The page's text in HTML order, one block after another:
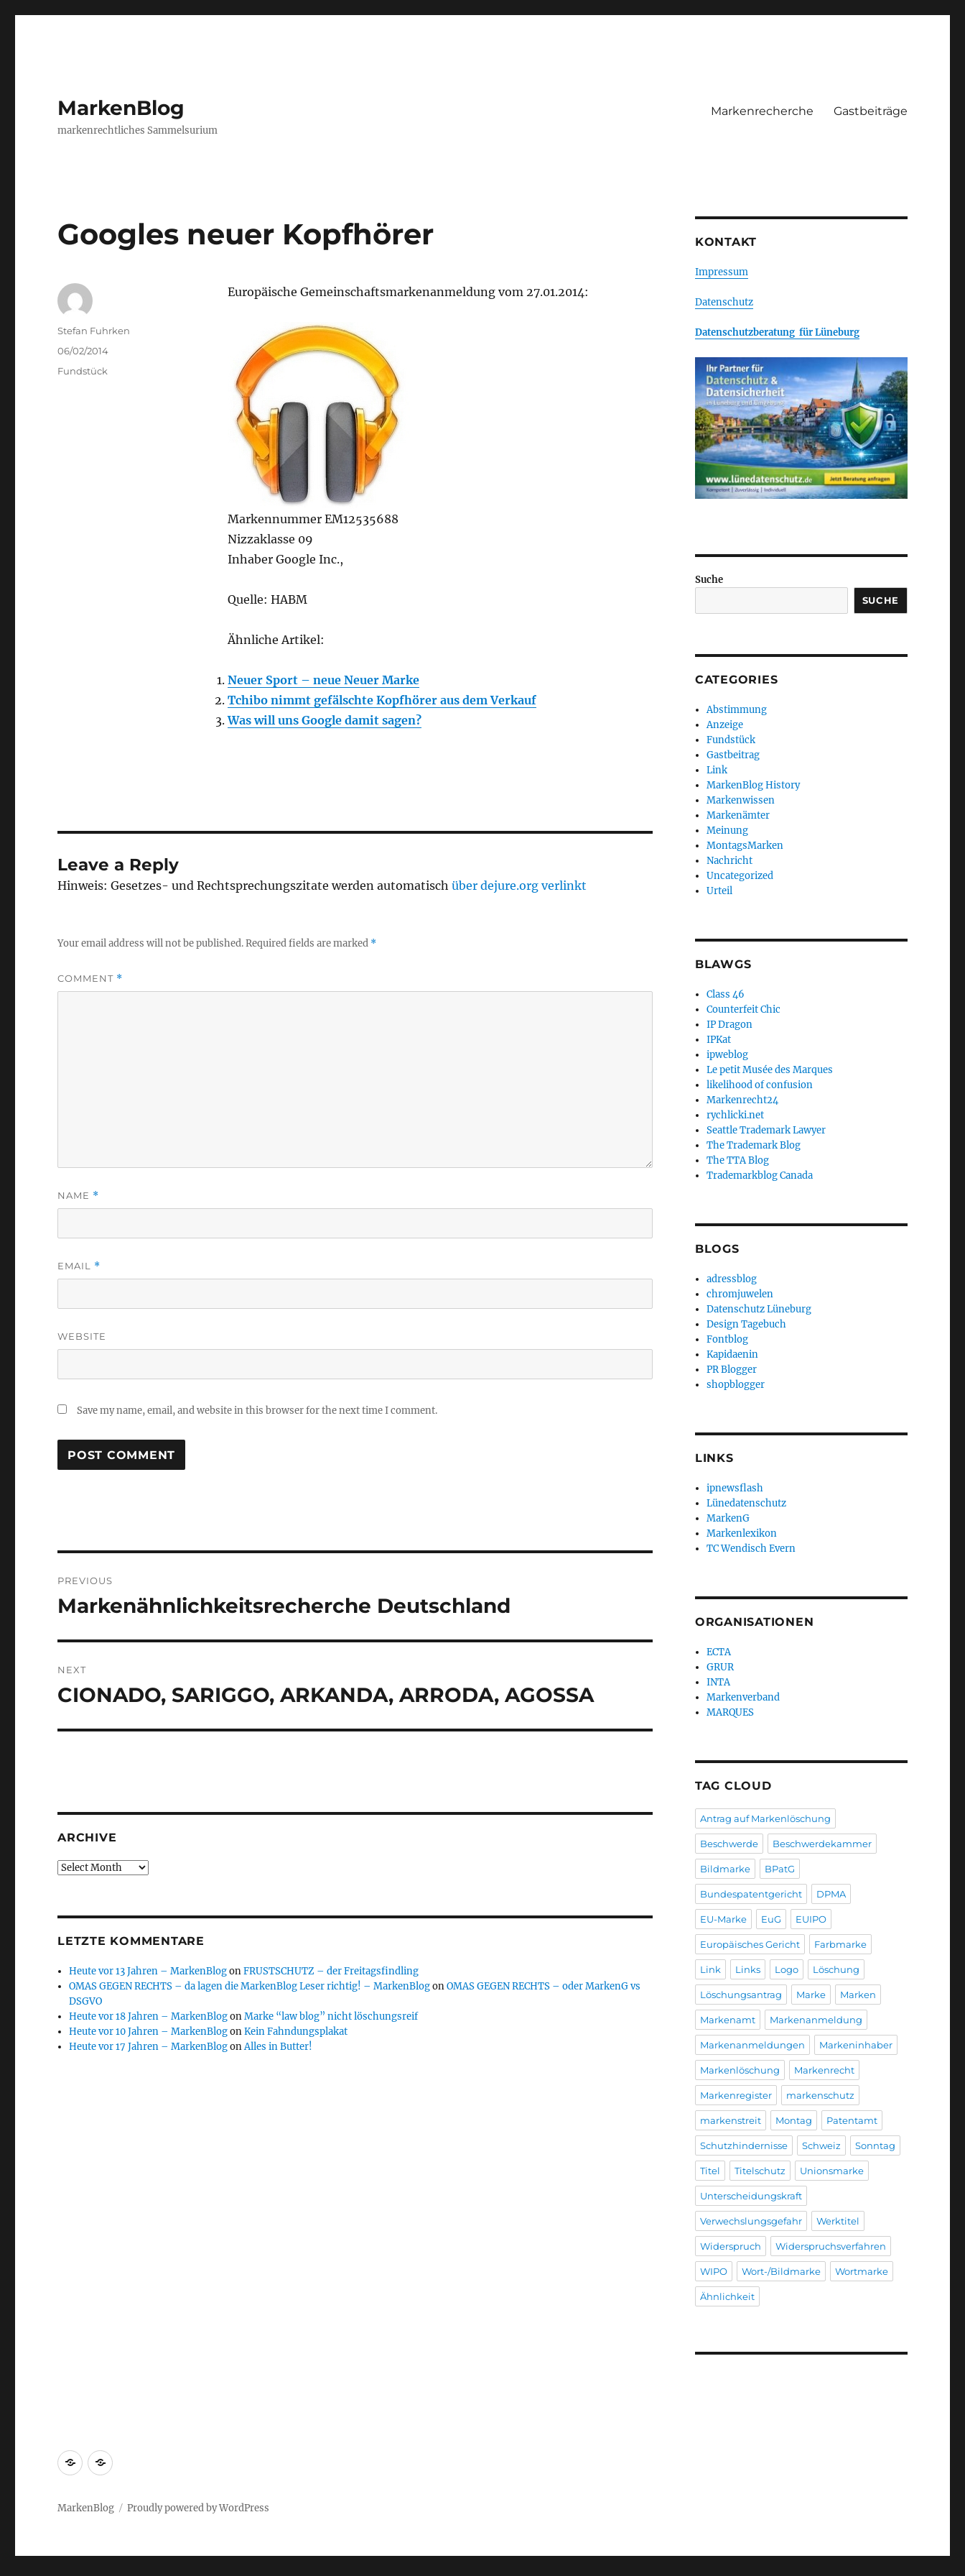
MarkenBlog
markenrechtliches Sammelsurium
Markenrecherche Gastbeiträge
Googles neuer Kopfhörer
Europäische Gemeinschaftsmarkenanmeldung vom 27.01.2014:
Markennummer EM12535688
Nizzaklasse 09
Inhaber Google Inc.,
Quelle: HABM
Ähnliche Artikel:
Neuer Sport – neue Neuer Marke
Tchibo nimmt gefälschte Kopfhörer aus dem Verkauf
Was will uns Google damit sagen?
Author
Stefan Fuhrken
Posted
06/02/2014
Categories
Fundstück
Leave a Reply
Hinweis: Gesetzes- und Rechtsprechungszitate werden automatischüber dejure.org verlinkt
Your email address will not be published.Required fields are marked *
COMMENT *
NAME *
EMAIL *
WEBSITE
Save my name, email, and website in this browser for the next time I comment.
navigation
PREVIOUS
Previous
Markenähnlichkeitsrecherche Deutschland
NEXT
Next
CIONADO, SARIGGO, ARKANDA, ARRODA, AGOSSA
ARCHIVE
Archive
LETZTE KOMMENTARE
Heute vor 13 Jahren – MarkenBlogonFRUSTSCHUTZ – der Freitagsfindling
OMAS GEGEN RECHTS – da lagen die MarkenBlog Leser richtig! – MarkenBlogonOMAS GEGEN RECHTS – oder MarkenG vs
DSGVO
Heute vor 18 Jahren – MarkenBlogonMarke “law blog” nicht löschungsreif
Heute vor 10 Jahren – MarkenBlogonKein Fahndungsplakat
Heute vor 17 Jahren – MarkenBlogonAlles in Butter!
KONTAKT
Impressum
Datenschutz
Datenschutzberatung für Lüneburg
Suche
SUCHE
CATEGORIES
Abstimmung
Anzeige
Fundstück
Gastbeitrag
Link
MarkenBlog History
Markenwissen
Markenämter
Meinung
MontagsMarken
Nachricht
Uncategorized
Urteil
BLAWGS
Class 46
Counterfeit Chic
IP Dragon
IPKat
ipweblog
Le petit Musée des Marques
likelihood of confusion
Markenrecht24
rychlicki.net
Seattle Trademark Lawyer
The Trademark Blog
The TTA Blog
Trademarkblog Canada
BLOGS
adressblog
chromjuwelen
Datenschutz Lüneburg
Design Tagebuch
Fontblog
Kapidaenin
PR Blogger
shopblogger
LINKS
ipnewsflash
Lünedatenschutz
MarkenG
Markenlexikon
TC Wendisch Evern
ORGANISATIONEN
ECTA
GRUR
INTA
Markenverband
MARQUES
TAG CLOUD
Antrag auf Markenlöschung
Beschwerde Beschwerdekammer
Bildmarke BPatG
Bundespatentgericht DPMA
EU-Marke EuG EUIPO
Europäisches Gericht Farbmarke
Link Links Logo Löschung
Löschungsantrag Marke Marken
Markenamt Markenanmeldung
Markenanmeldungen Markeninhaber
Markenlöschung Markenrecht
Markenregister markenschutz
markenstreit Montag Patentamt
Schutzhindernisse Schweiz Sonntag
Titel Titelschutz Unionsmarke
Unterscheidungskraft
Verwechslungsgefahr Werktitel
Widerspruch Widerspruchsverfahren
WIPO Wort-/Bildmarke Wortmarke
Ähnlichkeit
Markenrecherche
Gastbeiträge
MarkenBlog Proudly powered by WordPress